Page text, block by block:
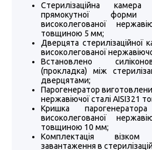
Стерилізаційна
прямокутної форми
високолегованої
товщиною 5 мм;
Дверцята стерилізаційної
високолегованої
Встановлено
(прокладка) між
дверцятами;
Парогенератор
нержавіючої сталі AISI321
Кришка
високолегованої
товщиною 10 мм;
Комплектація
завантаження в